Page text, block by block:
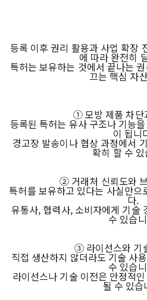
등록 이후 권리 활용과 사업 확장
에 따라 완전히
특허는 보유하는 것에서 끝나는
끄는 핵심 자
① 모방 제품 차단
등록된 특허는 유사 구조나 기능
이 됩니
경고장 발송이나 협상 과정에서
확히 할 수
② 거래처 신뢰도와
특허를 보유하고 있다는 사실만으
다.
유통사, 협력사, 소비자에게 기술
수 있습
③ 라이선스와 기
직접 생산하지 않더라도 기술 사
수 있습
라이선스나 기술 이전은 안정적
될 수 있습